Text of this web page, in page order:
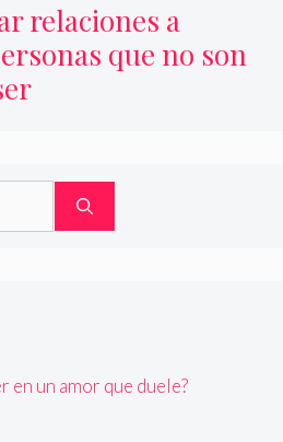
relaciones a
que no son
en un amor que duele?